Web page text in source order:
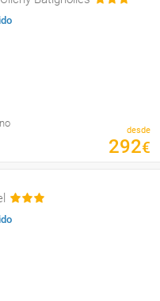
desde
292€